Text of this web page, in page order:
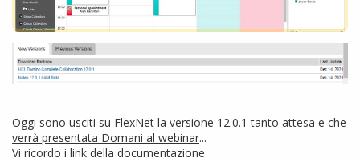
Oggi sono usciti su FlexNet la versione 12.0.1 tanto attesa e che
verrà presentata Domani al webinar...
Vi ricordo i link della documentazione